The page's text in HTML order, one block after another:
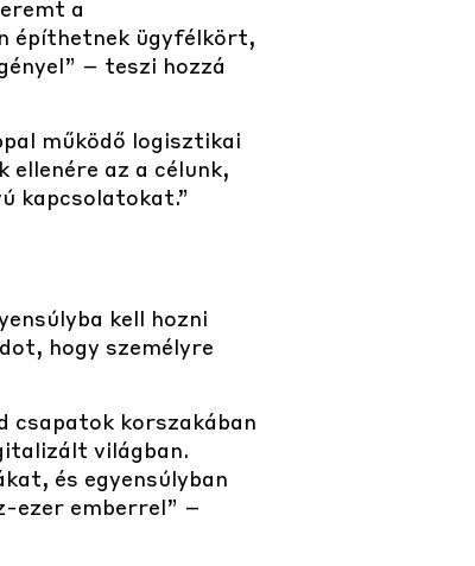
a
építhetnek ügyfélkört,
– teszi hozzá
működő logisztikai
az a célunk,
kapcsolatokat.”
kell hozni
hogy személyre
csapatok korszakában
világban.
és egyensúlyban
ezer emberrel” –